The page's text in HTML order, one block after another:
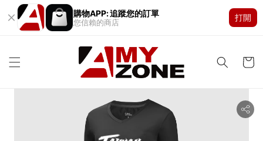
購物APP: 追蹤您的訂單
您信賴的商店
打開